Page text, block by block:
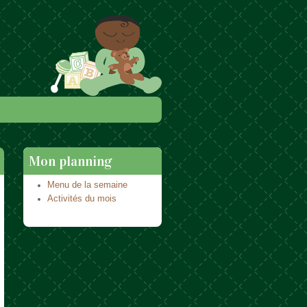
Mon planning
Menu de la semaine
Activités du mois